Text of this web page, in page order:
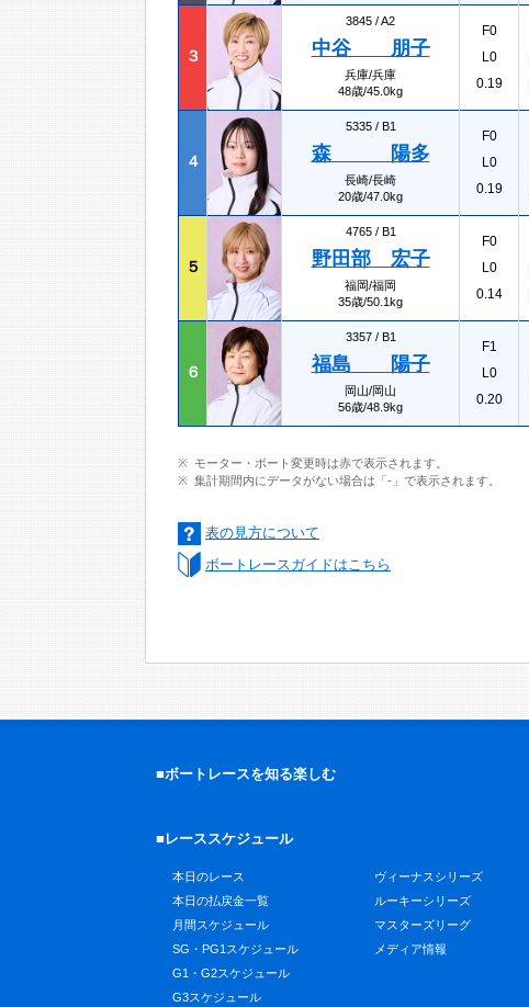
３
3845 /A2
中谷 朋子
兵庫/兵庫
48歳/45.0kg
F0
L0
0.19
４
5335 / B1
森 陽多
長崎/長崎
20歳/47.0kg
F0
L0
0.19
５
4765 / B1
野田部 宏子
福岡/福岡
35歳/50.1kg
F0
L0
0.14
６
3357 / B1
福島 陽子
岡山/岡山
56歳/48.9kg
F1
L0
0.20
モーター・ボート変更時は赤で表示されます。
集計期間内にデータがない場合は「-」で表示されます。
表の見方について
ボートレースガイドはこちら
■ボートレースを知る楽しむ
■レーススケジュール
本日のレース
本日の払戻金一覧
月間スケジュール
SG・PG1スケジュール
G1・G2スケジュール
G3スケジュール
ヴィーナスシリーズ
ルーキーシリーズ
マスターズリーグ
メディア情報